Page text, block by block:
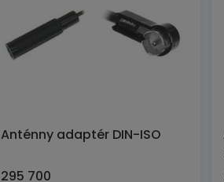
Anténny adaptér DIN-ISO
295 700